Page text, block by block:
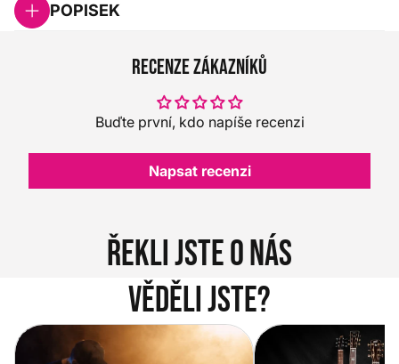
POPISEK
Recenze zákazníků
Buďte první, kdo napíše recenzi
Napsat recenzi
Řekli jste o nás
Věděli jste?
Vítejte na novém e-shopu Music
City
Jak vybrat